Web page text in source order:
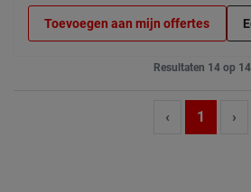
Toevoegen aan mijn offertes
Resultaten 14 op 14
‹ 1 ›